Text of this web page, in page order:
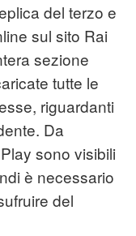
del terzo e
sul sito Rai
sezione
tutte le
riguardanti
Da
sono visibili
è necessario
del